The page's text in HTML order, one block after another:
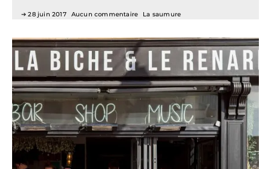
28 juin 2017 Aucun commentaire La saumure